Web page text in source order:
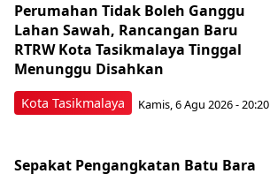
Kota Tasikmalaya
Perumahan Tidak Boleh Ganggu
Lahan Sawah, Rancangan Baru
RTRW Kota Tasikmalaya Tinggal
Menunggu Disahkan
Kamis, 6 Agu 2026 - 20:20
Sepakat Pengangkatan Batu Bara